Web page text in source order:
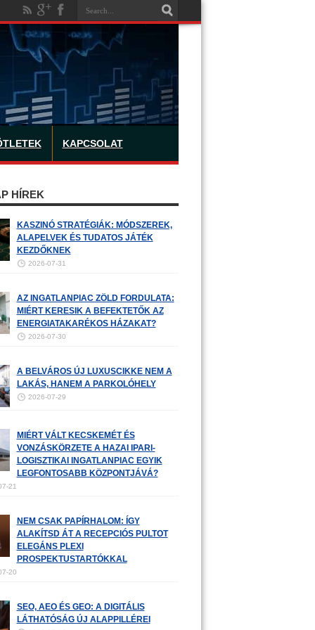
KAPCSOLAT
HÍREK
KASZINÓ STRATÉGIÁK: MÓDSZEREK,
ALAPELVEK ÉS TUDATOS JÁTÉK
KEZDŐKNEK
2026-07-31
AZ INGATLANPIAC ZÖLD FORDULATA:
MIÉRT KERESIK A BEFEKTETŐK AZ
ENERGIATAKARÉKOS HÁZAKAT?
2026-07-30
A BELVÁROS ÚJ LUXUSCIKKE NEM A
LAKÁS, HANEM A PARKOLÓHELY
2026-07-29
MIÉRT VÁLT KECSKEMÉT ÉS
VONZÁSKÖRZETE A HAZAI IPARI-
LOGISZTIKAI INGATLANPIAC EGYIK
LEGFONTOSABB KÖZPONTJÁVÁ?
21
NEM CSAK PAPÍRHALOM: ÍGY
ALAKÍTSD ÁT A RECEPCIÓS PULTOT
ELEGÁNS PLEXI
PROSPEKTUSTARTÓKKAL
20
SEO, AEO ÉS GEO: A DIGITÁLIS
LÁTHATÓSÁG ÚJ ALAPPILLÉREI